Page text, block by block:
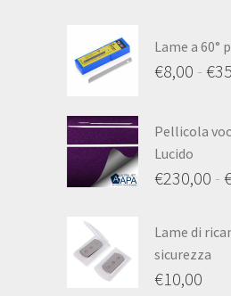
Lame a 60°
€8,00 - €
di
prezzo:
da
a
€35,00
Pellicola
Lucido
€230,00 -
di
prezzo:
da
Lame di
sicurezza
€10,00